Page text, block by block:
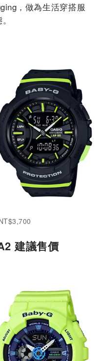
，做為生活穿搭服
建議售價